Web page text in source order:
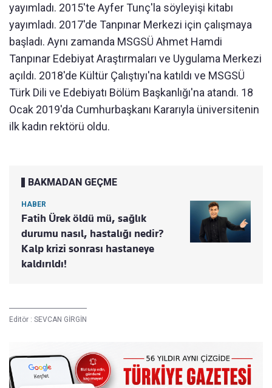
yayımladı. 2015'te Ayfer Tunç'la söyleyişi kitabı
yayımladı. 2017'de Tanpınar Merkezi için çalışmaya
başladı. Aynı zamanda MSGSÜ Ahmet Hamdi
Tanpınar Edebiyat Araştırmaları ve Uygulama Merkezi
açıldı. 2018'de Kültür Çalıştıyı'na katıldı ve MSGSÜ
Türk Dili ve Edebiyatı Bölüm Başkanlığı'na atandı. 18
Ocak 2019'da Cumhurbaşkanı Kararıyla üniversitenin
ilk kadın rektörü oldu.
BAKMADAN GEÇME
HABER
Fatih Ürek öldü mü, sağlık
durumu nasıl, hastalığı nedir?
Kalp krizi sonrası hastaneye
kaldırıldı!
Editör : SEVCAN GİRGİN